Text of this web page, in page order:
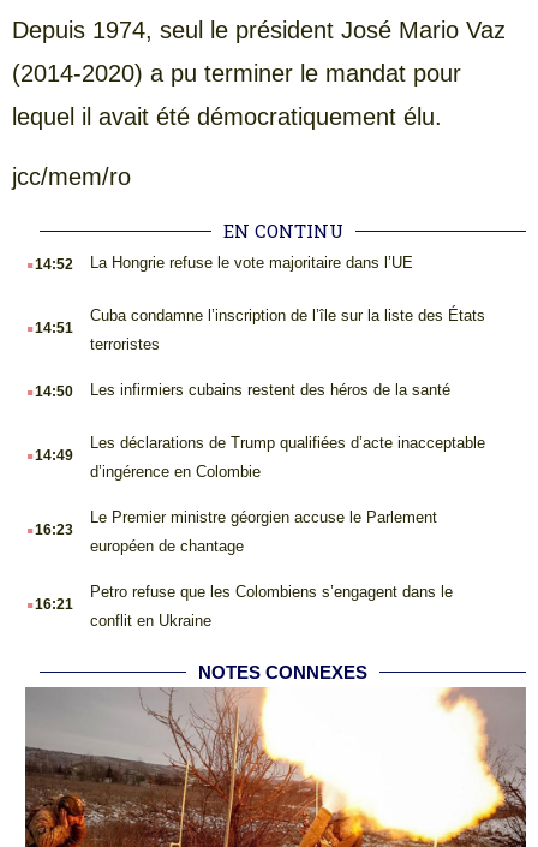
Depuis 1974, seul le président José Mario Vaz
(2014-2020) a pu terminer le mandat pour
lequel il avait été démocratiquement élu.
jcc/mem/ro
EN CONTINU
.14:52 La Hongrie refuse le vote majoritaire dans l’UE
.14:51
Cuba condamne l’inscription de l’île sur la liste des États
terroristes
.14:50 Les infirmiers cubains restent des héros de la santé
.14:49
Les déclarations de Trump qualifiées d’acte inacceptable
d’ingérence en Colombie
.16:23
Le Premier ministre géorgien accuse le Parlement
européen de chantage
.16:21
Petro refuse que les Colombiens s’engagent dans le
conflit en Ukraine
NOTES CONNEXES